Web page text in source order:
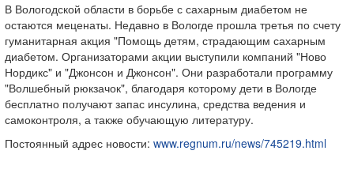
В Вологодской области в борьбе с сахарным диабетом не
остаются меценаты. Недавно в Вологде прошла третья по счету
гуманитарная акция "Помощь детям, страдающим сахарным
диабетом. Организаторами акции выступили компаний "Ново
Нордикс" и "Джонсон и Джонсон". Они разработали программу
"Волшебный рюкзачок", благодаря которому дети в Вологде
бесплатно получают запас инсулина, средства ведения и
самоконтроля, а также обучающую литературу.
Постоянный адрес новости: www.regnum.ru/news/745219.html